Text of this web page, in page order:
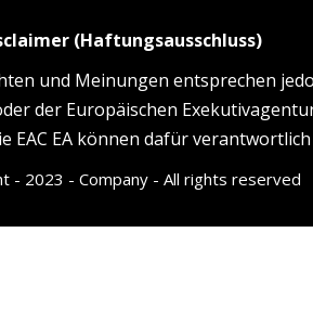
(Haftungsausschluss)
und Meinungen entsprechen
der Europäischen
EAC EA können dafür
- 2023 - Company - All rights reserved